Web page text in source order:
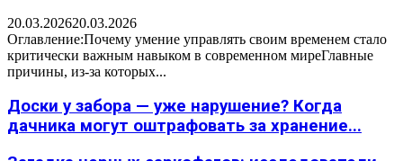
20.03.202620.03.2026
Оглавление:Почему умение управлять своим временем стало
критически важным навыком в современном миреГлавные
причины, из-за которых...
Доски у забора — уже нарушение? Когда
дачника могут оштрафовать за хранение...